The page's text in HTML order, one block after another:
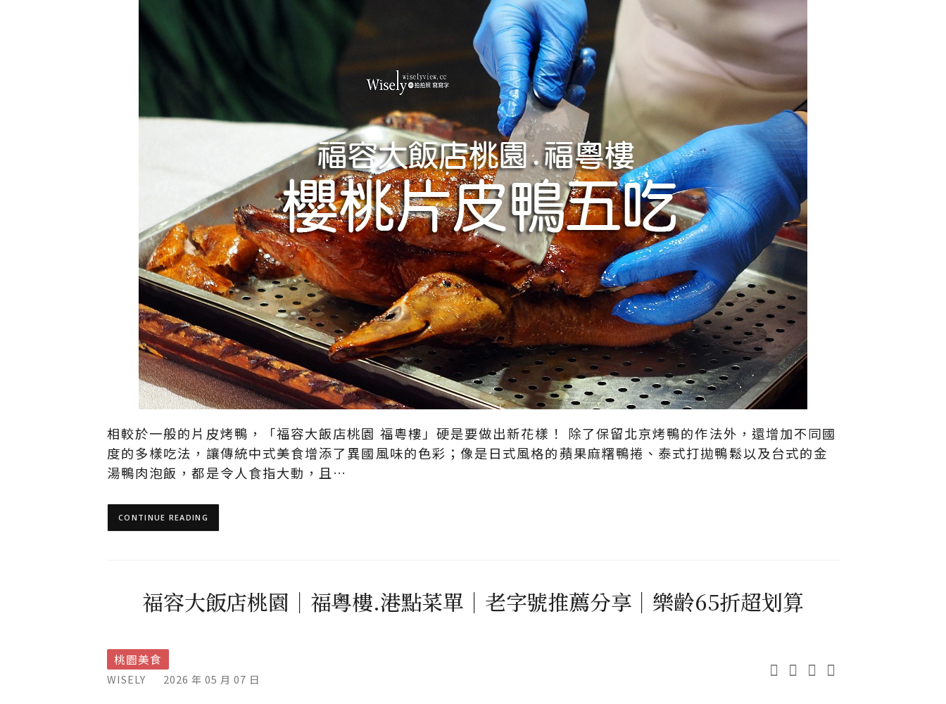
相較於一般的片皮烤鴨，「福容大飯店桃園 福粵樓」硬是要做出新花樣！ 除了保留北京烤鴨的作法外，還增加不同國
度的多樣吃法，讓傳統中式美食增添了異國風味的色彩；像是日式風格的蘋果麻糬鴨捲、泰式打拋鴨鬆以及台式的金
湯鴨肉泡飯，都是令人食指大動，且…
CONTINUE READING
福容大飯店桃園｜福粵樓.港點菜單｜老字號推薦分享｜樂齡65折超划算
桃園美食
WISELY 2026 年 05 月 07 日